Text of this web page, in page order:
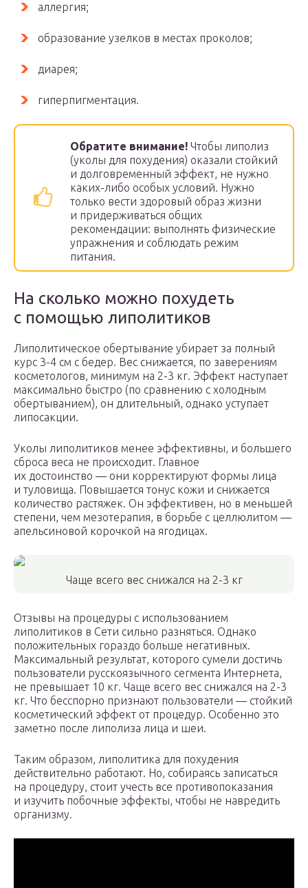
аллергия;
образование узелков в местах проколов;
диарея;
гиперпигментация.
Обратите внимание! Чтобы липолиз
(уколы для похудения) оказали стойкий
и долговременный эффект, не нужно
каких-либо особых условий. Нужно
только вести здоровый образ жизни
и придерживаться общих
рекомендации: выполнять физические
упражнения и соблюдать режим
питания.
На сколько можно похудеть
с помощью липолитиков
Липолитическое обертывание убирает за полный
курс 3-4 см с бедер. Вес снижается, по заверениям
косметологов, минимум на 2-3 кг. Эффект наступает
максимально быстро (по сравнению с холодным
обертыванием), он длительный, однако уступает
липосакции.
Уколы липолитиков менее эффективны, и большего
сброса веса не происходит. Главное
их достоинство — они корректируют формы лица
и туловища. Повышается тонус кожи и снижается
количество растяжек. Он эффективен, но в меньшей
степени, чем мезотерапия, в борьбе с целлюлитом —
апельсиновой корочкой на ягодицах.
Чаще всего вес снижался на 2-3 кг
Отзывы на процедуры с использованием
липолитиков в Сети сильно разняться. Однако
положительных гораздо больше негативных.
Максимальный результат, которого сумели достичь
пользователи русскоязычного сегмента Интернета,
не превышает 10 кг. Чаще всего вес снижался на 2-3
кг. Что бесспорно признают пользователи — стойкий
косметический эффект от процедур. Особенно это
заметно после липолиза лица и шеи.
Таким образом, липолитика для похудения
действительно работают. Но, собираясь записаться
на процедуру, стоит учесть все противопоказания
и изучить побочные эффекты, чтобы не навредить
организму.